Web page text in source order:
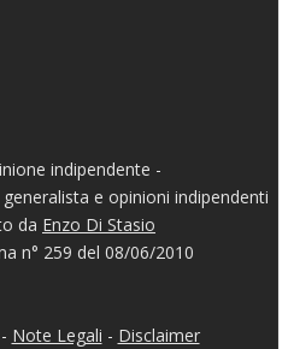
indipendente -
e opinioni indipendenti
da Enzo Di Stasio
n° 259 del 08/06/2010
- Note Legali - Disclaimer